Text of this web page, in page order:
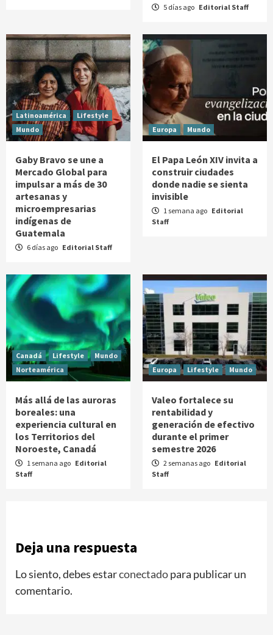
5 días ago Editorial Staff
Latinoamérica
Lifestyle
Mundo
Gaby Bravo se une a
Mercado Global para
impulsar a más de 30
artesanas y
microempresarias
indígenas de
Guatemala
6 días ago Editorial Staff
Europa Mundo
El Papa León XIV invita a
construir ciudades
donde nadie se sienta
invisible
1 semana ago Editorial
Staff
Canadá Lifestyle
Mundo
Norteamérica
Más allá de las auroras
boreales: una
experiencia cultural en
los Territorios del
Noroeste, Canadá
1 semana ago Editorial
Staff
Europa Lifestyle Mundo
Valeo fortalece su
rentabilidad y
generación de efectivo
durante el primer
semestre 2026
2 semanas ago Editorial
Staff
Deja una respuesta
Lo siento, debes estarconectadopara publicar un
comentario.